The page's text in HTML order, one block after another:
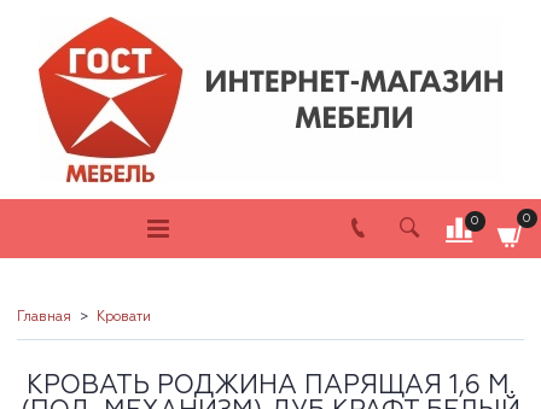
0 0
Главная Кровати
КРОВАТЬ РОДЖИНА ПАРЯЩАЯ 1,6 М.